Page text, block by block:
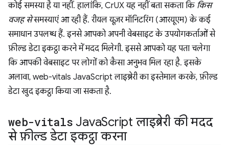
कोई समस्या है या नहीं. हालांकि, CrUX यह नहीं बता सकता कि किस
वजह सेसमस्याएं आ रही हैं. रीयल यूज़र मॉनिटरिंग (आरयूएम) के कई
समाधान उपलब्ध हैं. इनसे आपको अपनी वेबसाइट के उपयोगकर्ताओं से
फ़ील्ड डेटा इकट्ठा करने में मदद मिलेगी. इससे आपको यह पता चलेगा
कि आपकी वेबसाइट पर लोगों को कैसा अनुभव मिल रहा है. इसके
अलावा, web-vitals JavaScript लाइब्रेरी का इस्तेमाल करके, फ़ील्ड
डेटा खुद इकट्ठा किया जा सकता है.
web-vitals JavaScript लाइब्रेरी की मदद
से फ़ील्ड डेटा इकट्ठा करना